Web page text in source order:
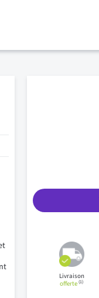
Livraison
offerte(1)